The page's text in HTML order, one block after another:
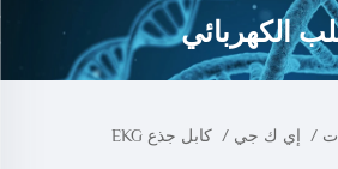
الكهربائي
/ إي ك جي / كابل جذع EKG